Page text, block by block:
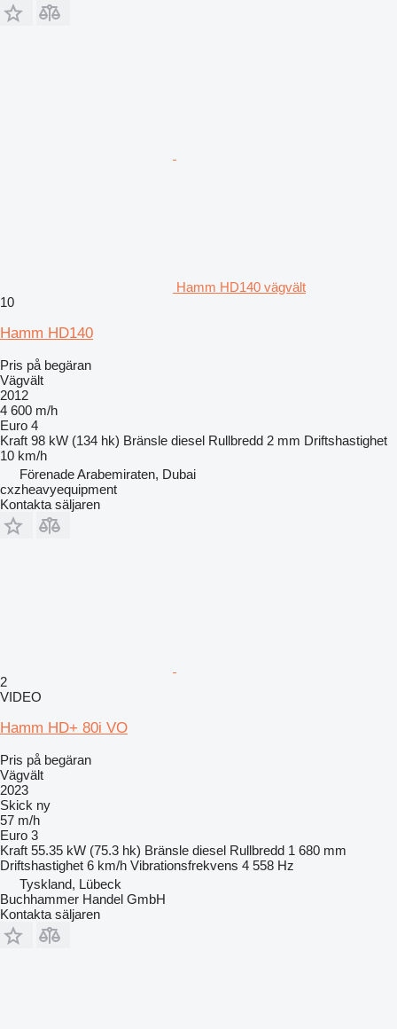
Hamm HD140 vägvält
10
Hamm HD140
Pris på begäran
Vägvält
2012
4 600 m/h
Euro 4
Kraft 98 kW (134 hk) Bränsle diesel Rullbredd 2 mm Driftshastighet
10 km/h
Förenade Arabemiraten, Dubai
cxzheavyequipment
Kontakta säljaren
2
VIDEO
Hamm HD+ 80i VO
Pris på begäran
Vägvält
2023
Skick ny
57 m/h
Euro 3
Kraft 55.35 kW (75.3 hk) Bränsle diesel Rullbredd 1 680 mm
Driftshastighet 6 km/h Vibrationsfrekvens 4 558 Hz
Tyskland, Lübeck
Buchhammer Handel GmbH
Kontakta säljaren